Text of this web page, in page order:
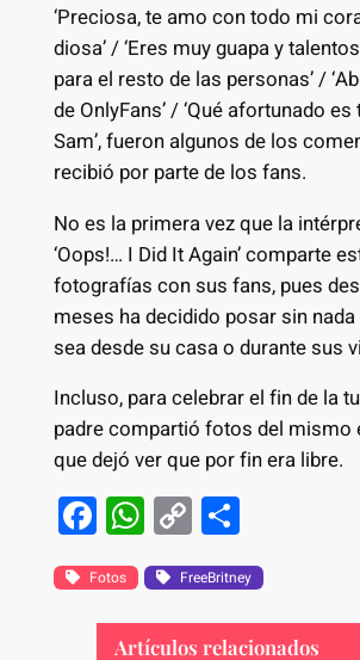
‘Preciosa, te amo con todo mi
diosa’ / ‘Eres muy guapa y
para el resto de las personas’ /
de OnlyFans’ / ‘Qué afortunado
Sam’, fueron algunos de los
recibió por parte de los fans.
No es la primera vez que la
‘Oops!… I Did It Again’ comparte
fotografías con sus fans, pues
meses ha decidido posar sin nada
sea desde su casa o durante sus
Incluso, para celebrar el fin de la
padre compartió fotos del mismo
que dejó ver que por fin era libre.
F
a
c
e
W
h
at
s
C
o
p
y
S
h
ar
e
Fotos FreeBritney
Artículos relacionados